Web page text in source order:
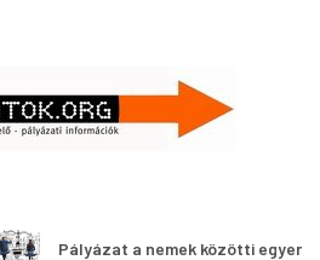
Pályázat a nemek közötti egyenlőség